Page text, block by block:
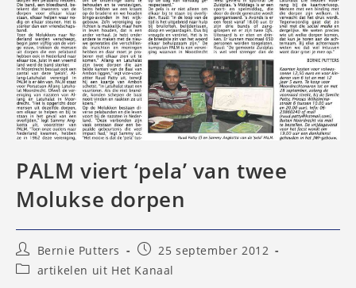
PALM viert ‘pela’ van twee
Molukse dorpen
Bericht
auteur:
Bernie Putters
Bericht
gepubliceerd
op:
25 september 2012
Berichtcategorie:
artikelen uit Het Kanaal